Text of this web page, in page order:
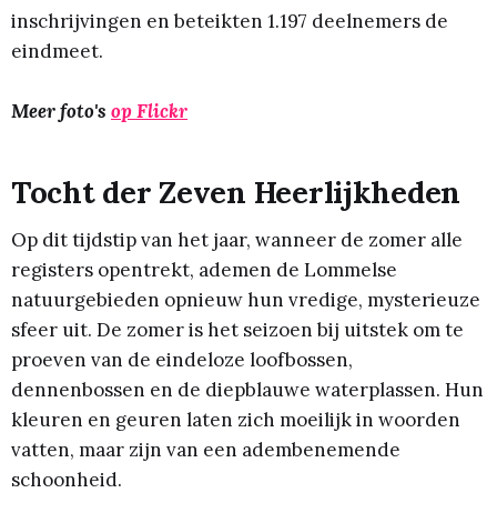
inschrijvingen en beteikten 1.197 deelnemers de
eindmeet.
Meer foto's op Flickr
Tocht der Zeven Heerlijkheden
Op dit tijdstip van het jaar, wanneer de zomer alle
registers opentrekt, ademen de Lommelse
natuurgebieden opnieuw hun vredige, mysterieuze
sfeer uit. De zomer is het seizoen bij uitstek om te
proeven van de eindeloze loofbossen,
dennenbossen en de diepblauwe waterplassen. Hun
kleuren en geuren laten zich moeilijk in woorden
vatten, maar zijn van een adembenemende
schoonheid.